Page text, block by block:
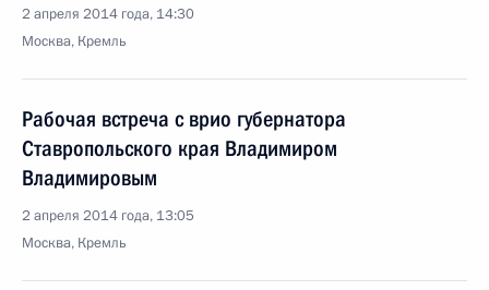
2 апреля 2014 года, 14:30
Москва, Кремль
Рабочая встреча с врио губернатора
Ставропольского края Владимиром
Владимировым
2 апреля 2014 года, 13:05
Москва, Кремль